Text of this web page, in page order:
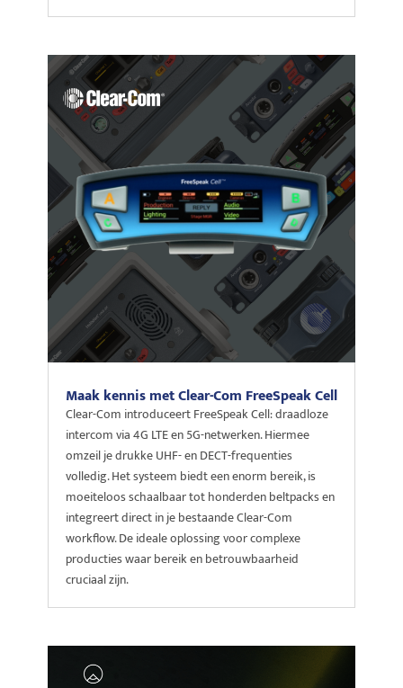
Maak kennis met Clear-Com FreeSpeak Cell
Clear-Com introduceert FreeSpeak Cell: draadloze
intercom via 4G LTE en 5G-netwerken. Hiermee
omzeil je drukke UHF- en DECT-frequenties
volledig. Het systeem biedt een enorm bereik, is
moeiteloos schaalbaar tot honderden beltpacks en
integreert direct in je bestaande Clear-Com
workflow. De ideale oplossing voor complexe
producties waar bereik en betrouwbaarheid
cruciaal zijn.